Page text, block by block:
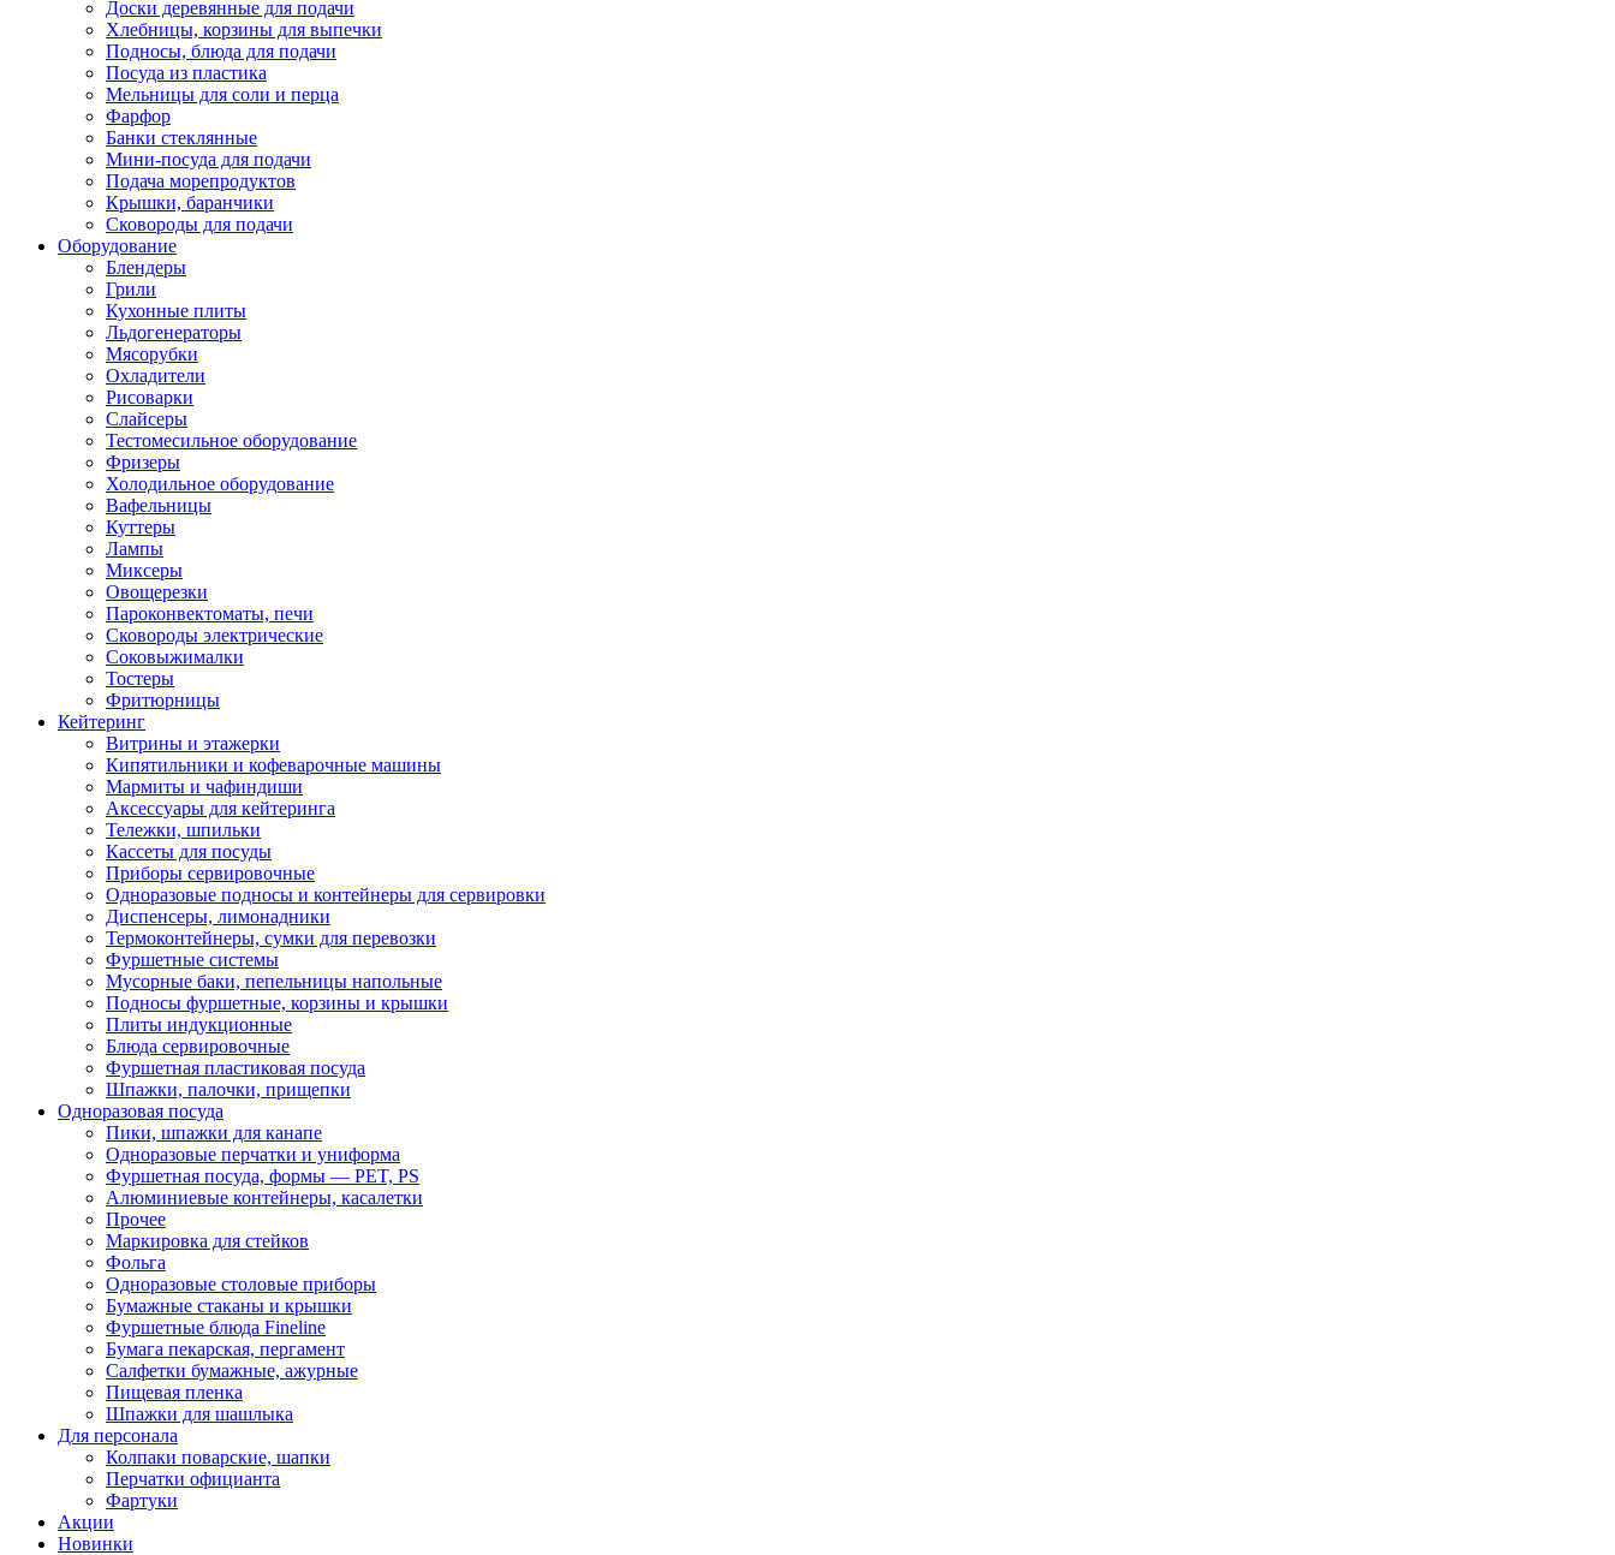
Доски деревянные для подачи
Хлебницы, корзины для выпечки
Подносы, блюда для подачи
Посуда из пластика
Мельницы для соли и перца
Фарфор
Банки стеклянные
Мини-посуда для подачи
Подача морепродуктов
Крышки, баранчики
Сковороды для подачи
Оборудование
Блендеры
Грили
Кухонные плиты
Льдогенераторы
Мясорубки
Охладители
Рисоварки
Слайсеры
Тестомесильное оборудование
Фризеры
Холодильное оборудование
Вафельницы
Куттеры
Лампы
Миксеры
Овощерезки
Пароконвектоматы, печи
Сковороды электрические
Соковыжималки
Тостеры
Фритюрницы
Кейтеринг
Витрины и этажерки
Кипятильники и кофеварочные машины
Мармиты и чафиндиши
Аксессуары для кейтеринга
Тележки, шпильки
Кассеты для посуды
Приборы сервировочные
Одноразовые подносы и контейнеры для сервировки
Диспенсеры, лимонадники
Термоконтейнеры, сумки для перевозки
Фуршетные системы
Мусорные баки, пепельницы напольные
Подносы фуршетные, корзины и крышки
Плиты индукционные
Блюда сервировочные
Фуршетная пластиковая посуда
Шпажки, палочки, прищепки
Одноразовая посуда
Пики, шпажки для канапе
Одноразовые перчатки и униформа
Фуршетная посуда, формы — PET, PS
Алюминиевые контейнеры, касалетки
Прочее
Маркировка для стейков
Фольга
Одноразовые столовые приборы
Бумажные стаканы и крышки
Фуршетные блюда Fineline
Бумага пекарская, пергамент
Салфетки бумажные, ажурные
Пищевая пленка
Шпажки для шашлыка
Для персонала
Колпаки поварские, шапки
Перчатки официанта
Фартуки
Акции
Новинки